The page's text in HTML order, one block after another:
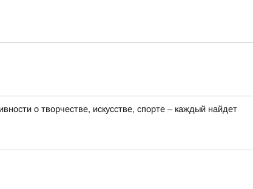
о творчестве, искусстве, спорте – каждый найдет